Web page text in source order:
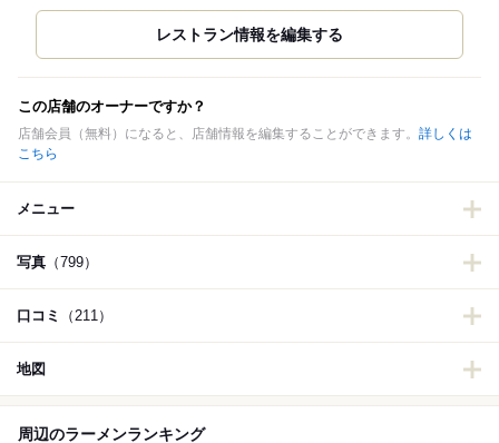
この店舗のオーナーですか？
店舗会員（無料）になると、店舗情報を編集することができます。 詳しくは
こちら
メニュー
写真 （799）
口コミ （211）
地図
周辺のラーメンランキング